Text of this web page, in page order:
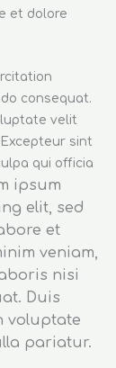
et dolore
consequat.
velit
sint
qui officia
ipsum
elit, sed
et
veniam,
nisi
Duis
voluptate
pariatur.